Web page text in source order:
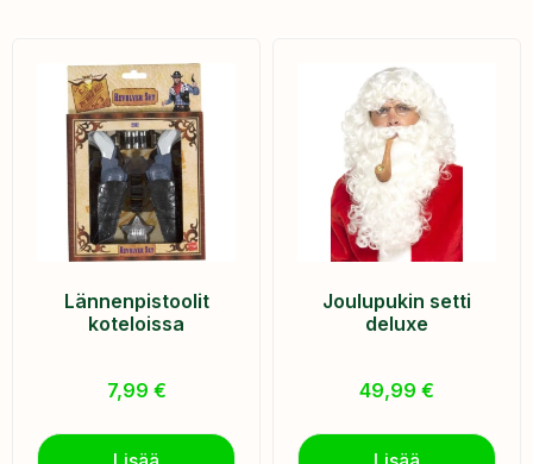
Lännenpistoolit
koteloissa
7,99 €
Joulupukin setti
deluxe
49,99 €